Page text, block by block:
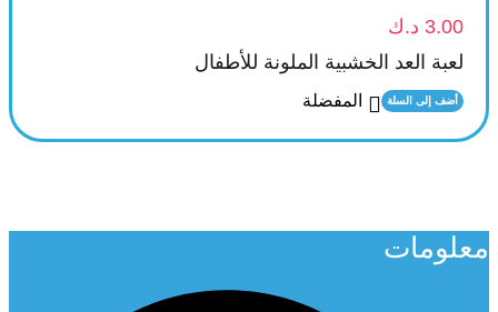
3.00 د.ك
لعبة العد الخشبية الملونة للأطفال
أضف إلى السلة المفضلة
معلومات